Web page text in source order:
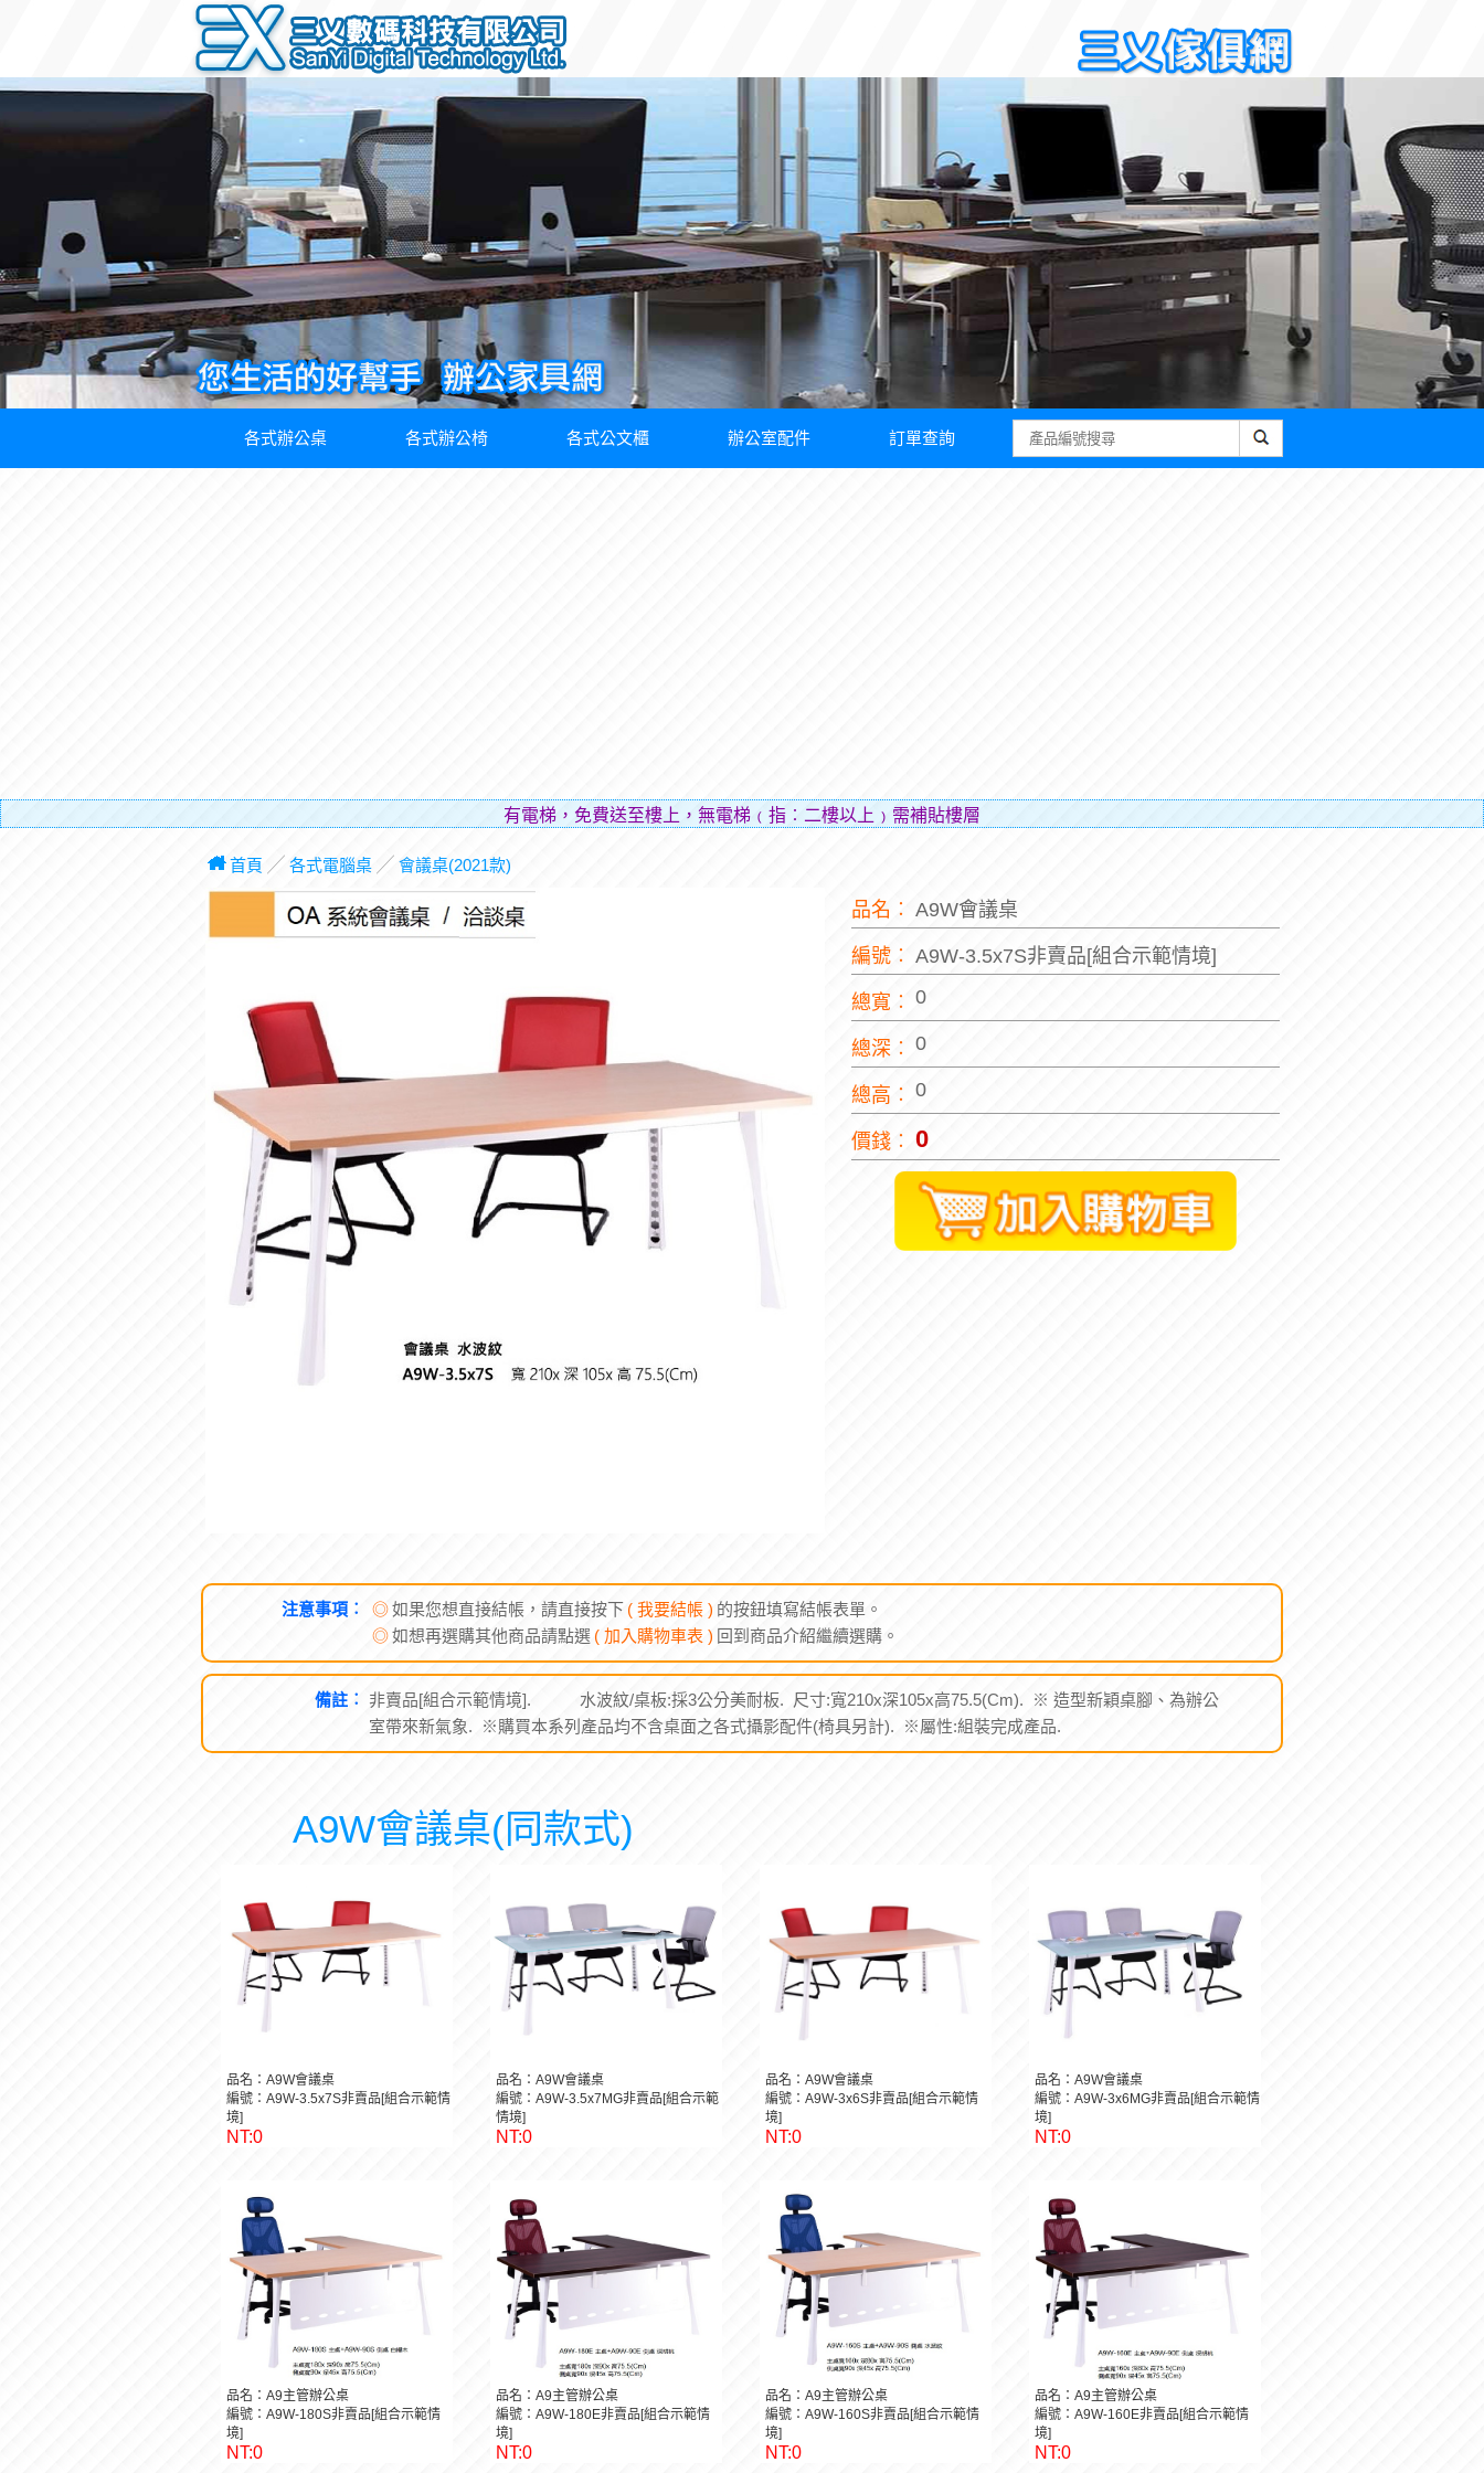
各式辦公桌 各式辦公椅 各式公文櫃 辦公室配件 訂單查詢
有電梯，免費送至樓上，無電梯﹙指︰二樓以上﹚需補貼樓層費用（貼補搬運
首頁 ╱ 各式電腦桌╱ 會議桌(2021款)
品名︰ A9W會議桌
編號︰ A9W-3.5x7S非賣品[組合示範情境]
總寬︰ 0
總深︰ 0
總高︰ 0
價錢︰ 0
注意事項︰ ◎如果您想直接結帳，請直接按下 ( 我要結帳 ) 的按鈕填寫結帳表單。
◎如想再選購其他商品請點選 ( 加入購物車表 ) 回到商品介紹繼續選購。
備註︰
非賣品[組合示範情境]. 水波紋/桌板:採3公分美耐板. 尺寸:寬210x深105x高75.5(Cm). ※ 造型新穎桌腳、為辦公
室帶來新氣象. ※購買本系列產品均不含桌面之各式攝影配件(椅具另計). ※屬性:組裝完成產品.
A9W會議桌(同款式)
品名：A9W會議桌
編號：A9W-3.5x7S非賣品[組合示範情
境]
NT:0
品名：A9W會議桌
編號：A9W-3.5x7MG非賣品[組合示範
情境]
NT:0
品名：A9W會議桌
編號：A9W-3x6S非賣品[組合示範情
境]
NT:0
品名：A9W會議桌
編號：A9W-3x6MG非賣品[組合示範情
境]
NT:0
品名：A9主管辦公桌
編號：A9W-180S非賣品[組合示範情
境]
NT:0
品名：A9主管辦公桌
編號：A9W-180E非賣品[組合示範情
境]
NT:0
品名：A9主管辦公桌
編號：A9W-160S非賣品[組合示範情
境]
NT:0
品名：A9主管辦公桌
編號：A9W-160E非賣品[組合示範情
境]
NT:0